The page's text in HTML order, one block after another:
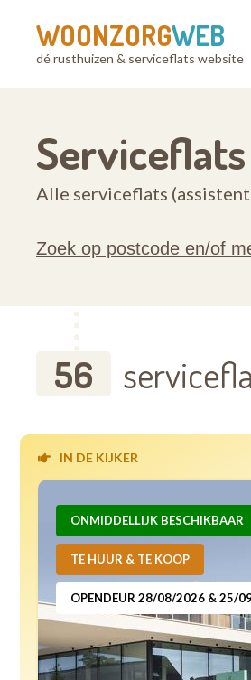
WOONZORGWEB
dé rusthuizen & serviceflats website
Alle serviceflats
Zoek op postcode en/of
56
IN DE KIJKER
ONMIDDELLIJK BESCHIKBAAR
TE HUUR & TE KOOP
OPENDEUR 28/08/2026 & 25/